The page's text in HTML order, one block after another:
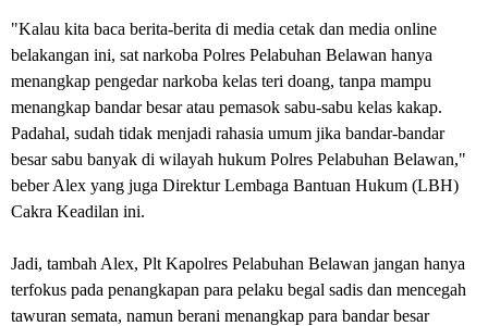
"Kalau kita baca berita-berita di media cetak dan media online
belakangan ini, sat narkoba Polres Pelabuhan Belawan hanya
menangkap pengedar narkoba kelas teri doang, tanpa mampu
menangkap bandar besar atau pemasok sabu-sabu kelas kakap.
Padahal, sudah tidak menjadi rahasia umum jika bandar-bandar
besar sabu banyak di wilayah hukum Polres Pelabuhan Belawan,"
beber Alex yang juga Direktur Lembaga Bantuan Hukum (LBH)
Cakra Keadilan ini.
Jadi, tambah Alex, Plt Kapolres Pelabuhan Belawan jangan hanya
terfokus pada penangkapan para pelaku begal sadis dan mencegah
tawuran semata, namun berani menangkap para bandar besar